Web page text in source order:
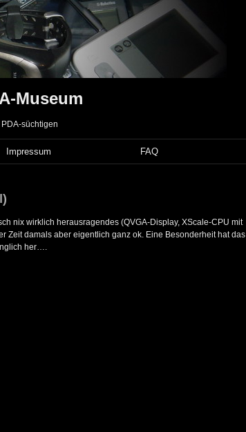
Museum
süchtigen
Impressum FAQ
nix wirklich herausragendes (QVGA-Display, XScale-CPU mit
Zeit damals aber eigentlich ganz ok. Eine Besonderheit hat das
her….